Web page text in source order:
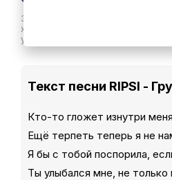
Здесь вы можете скачать
хорошем качестве или
удобное время
Текст песни RIPSI -
Кто-то гложет изнутри меня
Ещё терпеть теперь я не
Я бы с тобой поспорила,
Ты улыбался мне, не только